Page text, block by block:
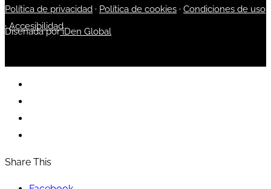
Política de privacidad · Política de cookies · Condiciones de uso
·Accesibilidad
Diseñada poriDen Global
Share This